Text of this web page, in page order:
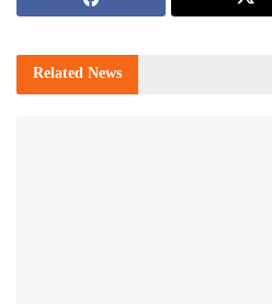
Related News